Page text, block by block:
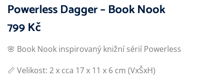
Powerless Dagger – Book Nook
799 Kč
🌸 Book Nook inspirovaný knižní sérií Powerless
📏 Velikost: 2 x cca 17 x 11 x 6 cm (VxŠxH)